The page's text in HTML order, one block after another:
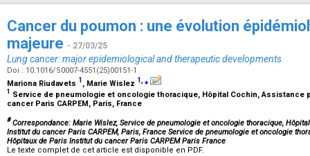
Cancer du poumon : une évolution
majeure - 27/03/25
Lung cancer: major epidemiological and therapeutic developments
Doi : 10.1016/S0007-4551(25)00151-1
Mariona Riudavets 1 , Marie Wislez 1,⁎
1 Service de pneumologie et oncologie thoracique, Hôpital Cochin, Assistance
cancer Paris CARPEM, Paris, France
#Correspondance: Marie Wislez, Service de pneumologie et oncologie thoracique,
Institut du cancer Paris CARPEM, Paris, France Service de pneumologie et oncologie
Hôpitaux de Paris Institut du cancer Paris CARPEM Paris France
Le texte complet de cet article est disponible en PDF.